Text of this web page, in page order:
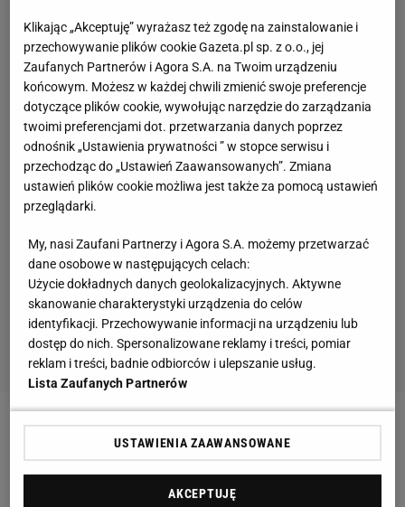
Zobacz wideo"Nuevo tridente". Barcelona buduje
magiczne trio w ataku. Lewandowski na szpicy
Klikając „Akceptuję” wyrażasz też zgodę na zainstalowanie i
przechowywanie plików cookie Gazeta.pl sp. z o.o., jej
Zaufanych Partnerów i Agora S.A. na Twoim urządzeniu
końcowym. Możesz w każdej chwili zmienić swoje preferencje
dotyczące plików cookie, wywołując narzędzie do zarządzania
twoimi preferencjami dot. przetwarzania danych poprzez
odnośnik „Ustawienia prywatności ” w stopce serwisu i
przechodząc do „Ustawień Zaawansowanych”. Zmiana
ustawień plików cookie możliwa jest także za pomocą ustawień
przeglądarki.
My, nasi Zaufani Partnerzy i Agora S.A. możemy przetwarzać
dane osobowe w następujących celach:
Użycie dokładnych danych geolokalizacyjnych. Aktywne
skanowanie charakterystyki urządzenia do celów
identyfikacji. Przechowywanie informacji na urządzeniu lub
dostęp do nich. Spersonalizowane reklamy i treści, pomiar
reklam i treści, badnie odbiorców i ulepszanie usług.
Lista Zaufanych Partnerów
USTAWIENIA ZAAWANSOWANE
AKCEPTUJĘ